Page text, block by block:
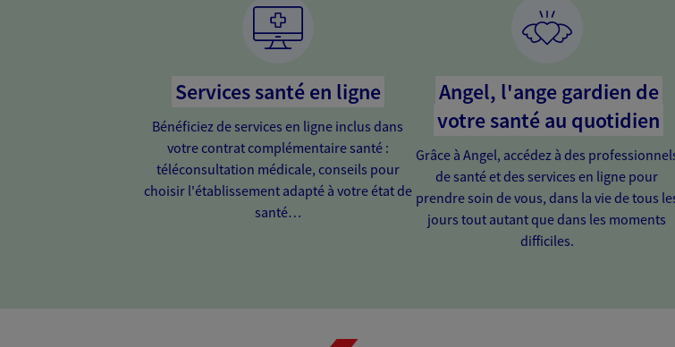
Services santé en ligne
Bénéficiez de services en ligne inclus dans
votre contrat complémentaire santé :
téléconsultation médicale, conseils pour
choisir l'établissement adapté à votre état de
santé…
Angel, l'ange gardien de
votre santé au quotidien
Grâce à Angel, accédez à des
de santé et des services en ligne pour
prendre soin de vous, dans la vie de tous
jours tout autant que dans les moments
difficiles.